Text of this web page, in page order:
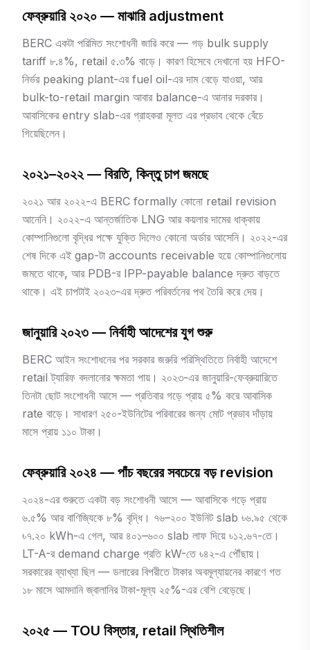
ফেব্রুয়ারি ২০২০ — মাঝারি adjustment
BERC একটা পরিমিত সংশোধনী জারি করে — গড় bulk supply
tariff ৮.৪%, retail ৫.৩% বাড়ে। কারণ হিসেবে দেখানো হয় HFO-
নির্ভর peaking plant-এর fuel oil-এর দাম বেড়ে যাওয়া, আর
bulk-to-retail margin আবার balance-এ আনার দরকার।
আবাসিকের entry slab-এর গ্রাহকরা মূলত এর প্রভাব থেকে বেঁচে
গিয়েছিলেন।
২০২১–২০২২ — বিরতি, কিন্তু চাপ জমছে
২০২১ আর ২০২২-এ BERC formally কোনো retail revision
আনেনি। ২০২২-এ আন্তর্জাতিক LNG আর কয়লার দামের ধাক্কায়
কোম্পানিগুলো বৃদ্ধির পক্ষে যুক্তি দিলেও কোনো অর্ডার আসেনি। ২০২২-এর
শেষ দিকে এই gap-টা accounts receivable হয়ে কোম্পানিগুলোয়
জমতে থাকে, আর PDB-র IPP-payable balance দ্রুত বাড়তে
থাকে। এই চাপটাই ২০২৩-এর দ্রুত পরিবর্তনের পথ তৈরি করে দেয়।
জানুয়ারি ২০২৩ — নির্বাহী আদেশের যুগ শুরু
BERC আইন সংশোধনের পর সরকার জরুরি পরিস্থিতিতে নির্বাহী আদেশে
retail ট্যারিফ বদলানোর ক্ষমতা পায়। ২০২৩-এর জানুয়ারি-ফেব্রুয়ারিতে
তিনটা ছোট সংশোধনী আসে — প্রতিবার গড়ে প্রায় ৫% করে আবাসিক
rate বাড়ে। সাধারণ ২৫০-ইউনিটের পরিবারের জন্য মোট প্রভাব দাঁড়ায়
মাসে প্রায় ১১০ টাকা।
ফেব্রুয়ারি ২০২৪ — পাঁচ বছরের সবচেয়ে বড় revision
২০২৪-এর শুরুতে একটা বড় সংশোধনী আসে — আবাসিকে গড়ে প্রায়
৬.৫% আর বাণিজ্যিকে ৮% বৃদ্ধি। ৭৬–২০০ ইউনিট slab ৳৬.৯৫ থেকে
৳৭.২০ kWh-এ গেল, আর ৪০১–৬০০ slab লাফ দিয়ে ৳১২.৬৭-তে।
LT-A-র demand charge প্রতি kW-তে ৳৪২-এ পৌঁছায়।
সরকারের ব্যাখ্যা ছিল — ডলারের বিপরীতে টাকার অবমূল্যায়নের কারণে গত
১৮ মাসে আমদানি জ্বালানির টাকা-মূল্য ২৫%-এর বেশি বেড়েছে।
২০২৫ — TOU বিস্তার, retail স্থিতিশীল